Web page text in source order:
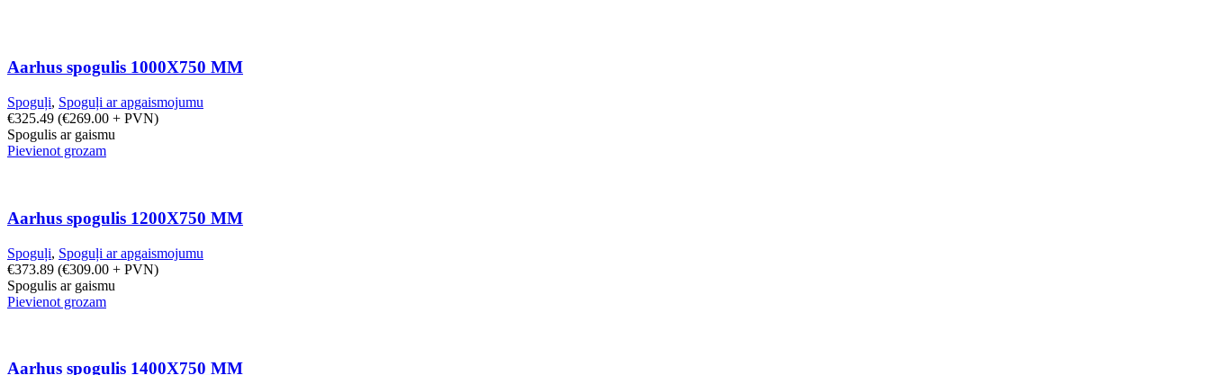
Aarhus spogulis 1000X750 MM
Spoguļi, Spoguļi ar apgaismojumu
€325.49 (€269.00 + PVN)
Spogulis ar gaismu
Pievienot grozam
Aarhus spogulis 1200X750 MM
Spoguļi, Spoguļi ar apgaismojumu
€373.89 (€309.00 + PVN)
Spogulis ar gaismu
Pievienot grozam
Aarhus spogulis 1400X750 MM